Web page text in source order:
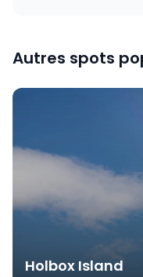
Autres spots
Holbox Island